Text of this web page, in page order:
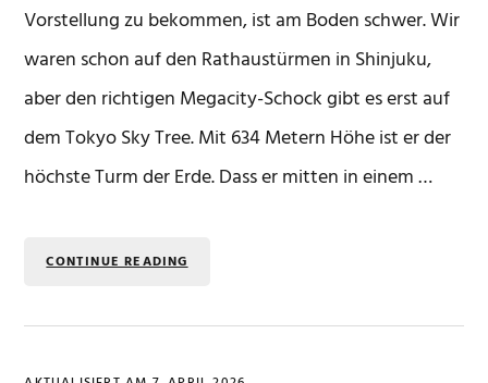
Vorstellung zu bekommen, ist am Boden schwer. Wir
waren schon auf den Rathaustürmen in Shinjuku,
aber den richtigen Megacity-Schock gibt es erst auf
dem Tokyo Sky Tree. Mit 634 Metern Höhe ist er der
höchste Turm der Erde. Dass er mitten in einem …
CONTINUE READING